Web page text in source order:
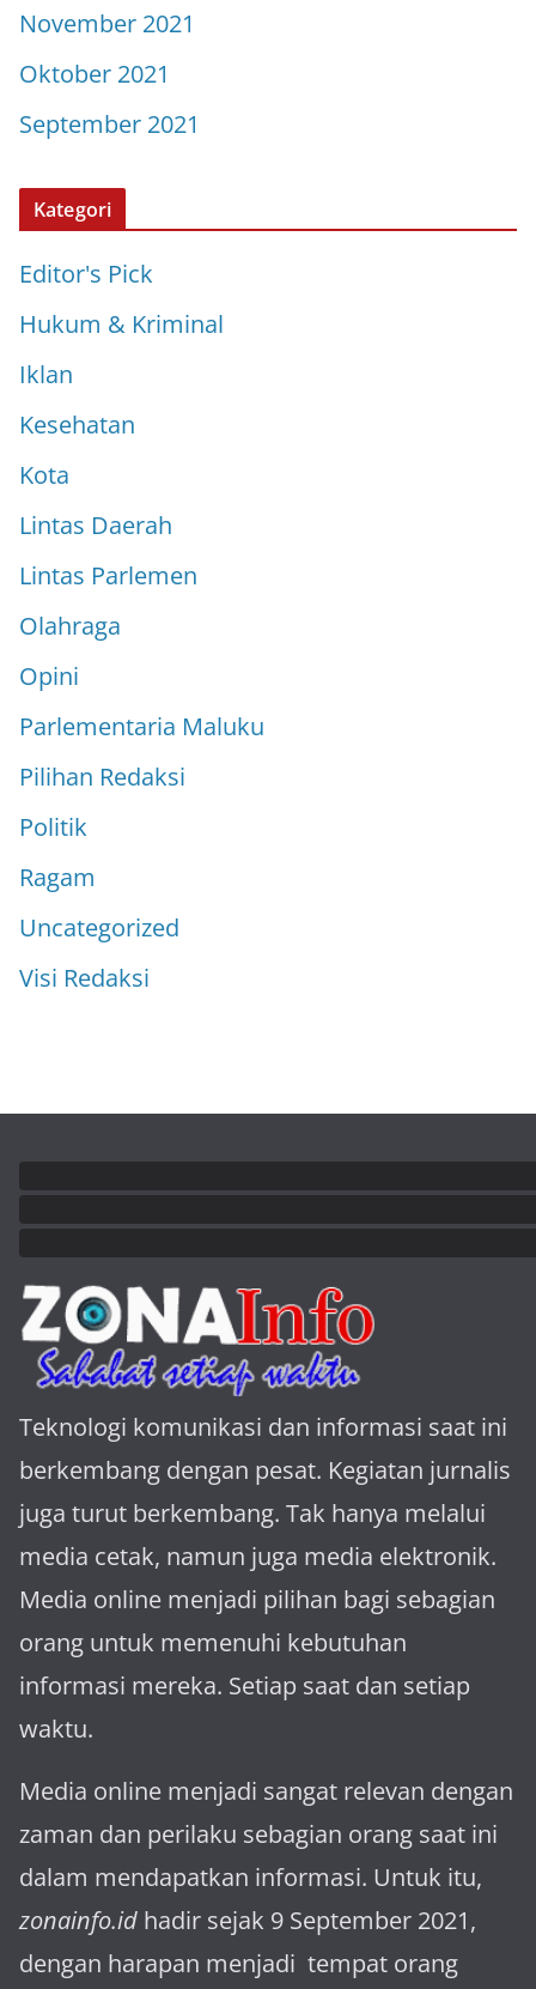
November 2021
Oktober 2021
September 2021
Kategori
Editor's Pick
Hukum & Kriminal
Iklan
Kesehatan
Kota
Lintas Daerah
Lintas Parlemen
Olahraga
Opini
Parlementaria Maluku
Pilihan Redaksi
Politik
Ragam
Uncategorized
Visi Redaksi
Teknologi komunikasi dan informasi saat ini
berkembang dengan pesat. Kegiatan jurnalis
juga turut berkembang. Tak hanya melalui
media cetak, namun juga media elektronik.
Media online menjadi pilihan bagi sebagian
orang untuk memenuhi kebutuhan
informasi mereka. Setiap saat dan setiap
waktu.
Media online menjadi sangat relevan dengan
za­man dan perilaku sebagian orang saat ini
dalam mendapatkan informasi. Untuk itu,
zonainfo.id hadir sejak 9 September 2021,
dengan harapan menjadi tem­pat orang